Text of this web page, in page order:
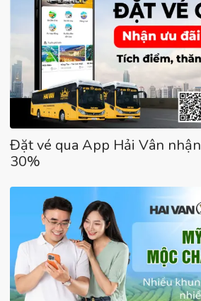
Đặt vé qua App Hải Vân
30%